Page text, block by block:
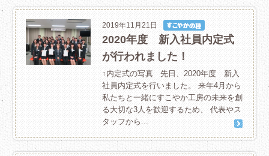
2019年11月21日
2020年度 新入社員内定式
が行われました！
↑内定式の写真 先日、2020年度 新入
社員内定式を行いました。 来年4月から
私たちと一緒にすこやか工房の未来を創
る大切な3人を歓迎するため、 代表やス
タッフから...